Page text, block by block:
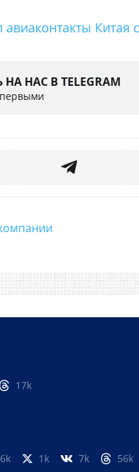
Китая
НАС В TELEGRAM
первыми
17k
1k 7k 56k